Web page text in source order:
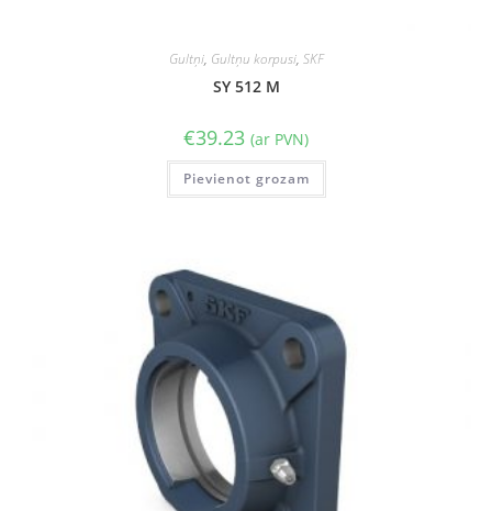
Gultņi, Gultņu korpusi, SKF
SY 512 M
€39.23 (ar PVN)
Pievienot grozam